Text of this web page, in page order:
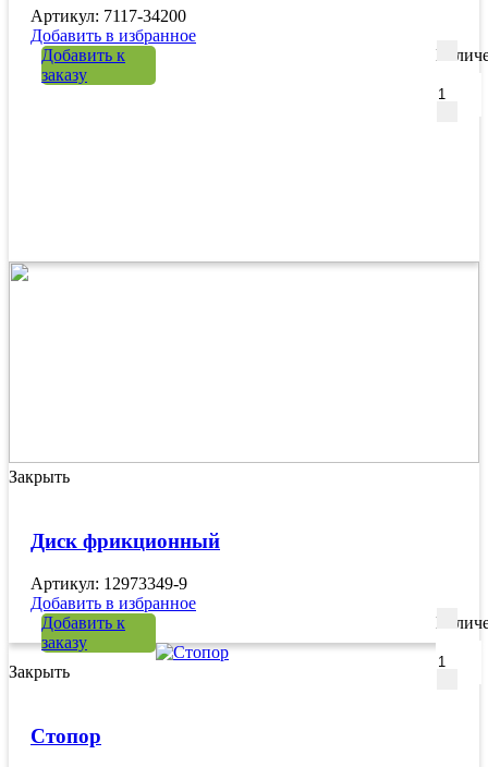
Артикул: 7117-34200
Добавить в избранное
Добавить к
заказу
Закрыть
Диск фрикционный
Артикул: 12973349-9
Добавить в избранное
Добавить к
заказу
Закрыть
Стопор